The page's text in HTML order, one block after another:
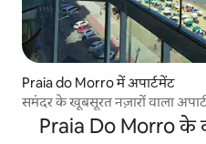
Praia do Morro में अपार्टमेंट
समंदर के खूबसूरत नज़ारों वाला
Praia Do Morro के